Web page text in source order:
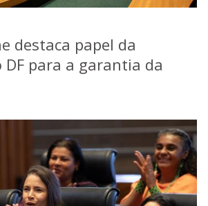
destaca papel da
DF para a garantia da